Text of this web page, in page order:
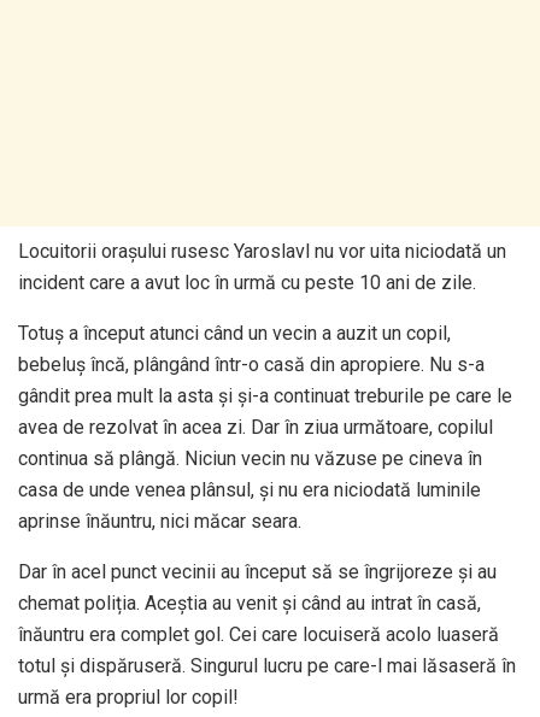
Locuitorii orașului rusesc Yaroslavl nu vor uita niciodată un
incident care a avut loc în urmă cu peste 10 ani de zile.
Totuș a început atunci când un vecin a auzit un copil,
bebeluș încă, plângând într-o casă din apropiere. Nu s-a
gândit prea mult la asta și și-a continuat treburile pe care le
avea de rezolvat în acea zi. Dar în ziua următoare, copilul
continua să plângă. Niciun vecin nu văzuse pe cineva în
casa de unde venea plânsul, și nu era niciodată luminile
aprinse înăuntru, nici măcar seara.
Dar în acel punct vecinii au început să se îngrijoreze și au
chemat poliția. Aceștia au venit și când au intrat în casă,
înăuntru era complet gol. Cei care locuiseră acolo luaseră
totul și dispăruseră. Singurul lucru pe care-l mai lăsaseră în
urmă era propriul lor copil!